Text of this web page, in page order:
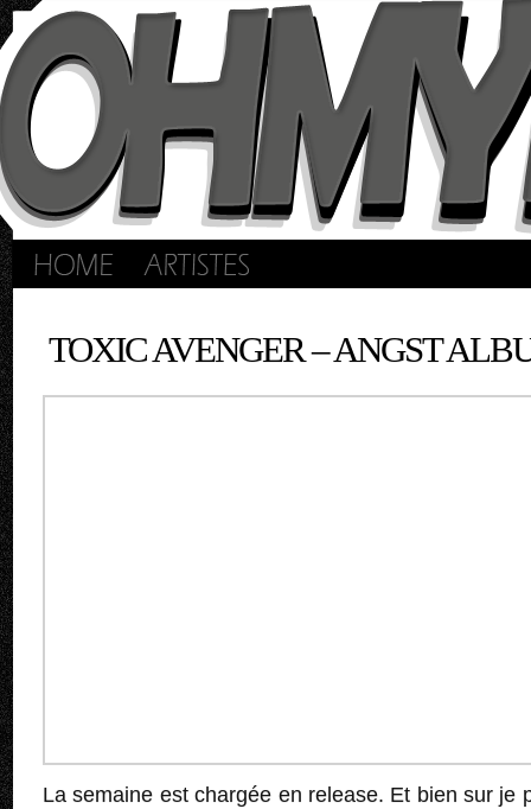
TOXIC AVENGER – ANGST
La semaine est chargée en release. Et bien sur je